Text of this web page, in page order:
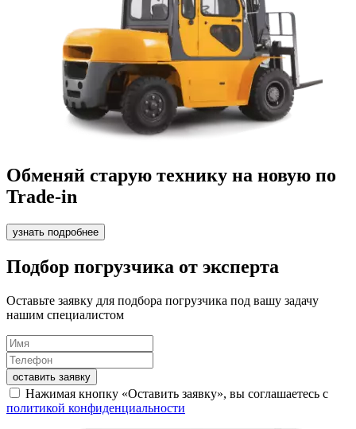
Обменяй старую технику на новую по
Trade-in
узнать подробнее
Подбор погрузчика от эксперта
Оставьте заявку для подбора погрузчика под вашу задачу
нашим специалистом
оставить заявку
Нажимая кнопку «Оставить заявку», вы соглашаетесь с
политикой конфиденциальности